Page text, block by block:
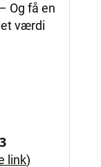
Og få en
værdi
link)